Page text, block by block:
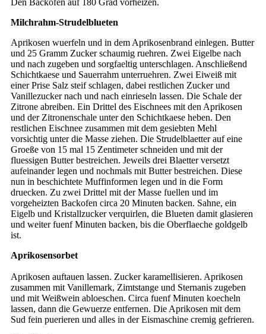
Den Backofen auf 180 Grad vorheizen.
Milchrahm-Strudelblueten
Aprikosen wuerfeln und in dem Aprikosenbrand einlegen. Butter
und 25 Gramm Zucker schaumig ruehren. Zwei Eigelbe nach
und nach zugeben und sorgfaeltig unterschlagen. Anschließend
Schichtkaese und Sauerrahm unterruehren. Zwei Eiweiß mit
einer Prise Salz steif schlagen, dabei restlichen Zucker und
Vanillezucker nach und nach einrieseln lassen. Die Schale der
Zitrone abreiben. Ein Drittel des Eischnees mit den Aprikosen
und der Zitronenschale unter den Schichtkaese heben. Den
restlichen Eischnee zusammen mit dem gesiebten Mehl
vorsichtig unter die Masse ziehen. Die Strudelblaetter auf eine
Groeße von 15 mal 15 Zentimeter schneiden und mit der
fluessigen Butter bestreichen. Jeweils drei Blaetter versetzt
aufeinander legen und nochmals mit Butter bestreichen. Diese
nun in beschichtete Muffinformen legen und in die Form
druecken. Zu zwei Drittel mit der Masse fuellen und im
vorgeheizten Backofen circa 20 Minuten backen. Sahne, ein
Eigelb und Kristallzucker verquirlen, die Blueten damit glasieren
und weiter fuenf Minuten backen, bis die Oberflaeche goldgelb
ist.
Aprikosensorbet
Aprikosen auftauen lassen. Zucker karamellisieren. Aprikosen
zusammen mit Vanillemark, Zimtstange und Sternanis zugeben
und mit Weißwein abloeschen. Circa fuenf Minuten koecheln
lassen, dann die Gewuerze entfernen. Die Aprikosen mit dem
Sud fein puerieren und alles in der Eismaschine cremig gefrieren.